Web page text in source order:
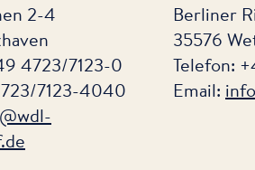
2-4
4723/7123-0
7123-4040
@wdl-
.de
Berliner
35576
Telefon:
Email: info